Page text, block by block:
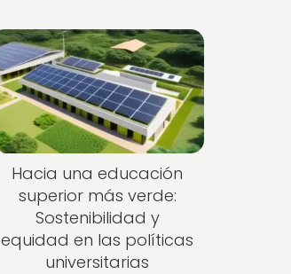
Hacia una educación
superior más verde:
Sostenibilidad y
equidad en las políticas
universitarias